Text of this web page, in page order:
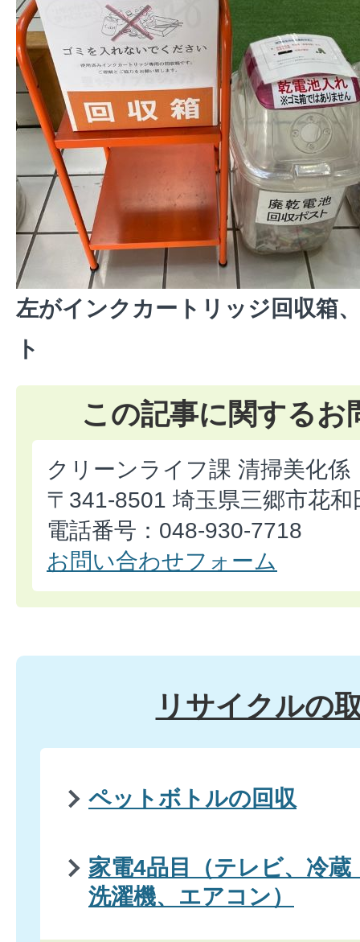
左がインクカートリッジ回収箱
ト
この記事に関するお
クリーンライフ課 清掃美化係
〒341-8501 埼玉県三郷市花
電話番号：048-930-7718
お問い合わせフォーム
リサイクルの
ペットボトルの回収
家電4品目（テレビ、冷蔵
洗濯機、エアコン）